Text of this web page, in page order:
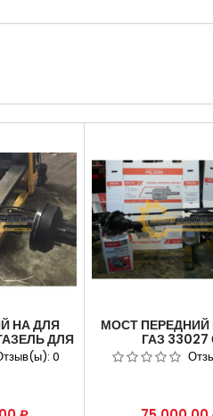
НА ДЛЯ
ДЛЯ
– 3302
НОМЕР
0
МОСТ ПЕРЕДНИЙ
ГАЗ 33027